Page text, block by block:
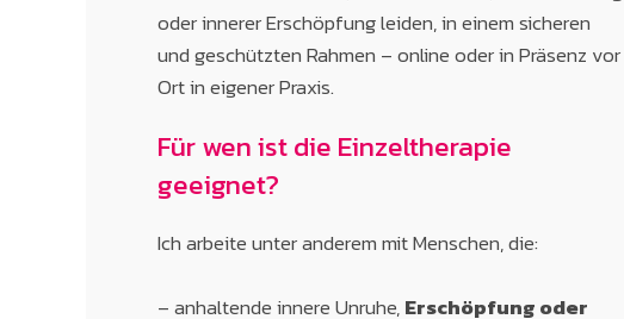
oder innerer Erschöpfung leiden, in einem sicheren
und geschützten Rahmen – online oder in Präsenz vor
Ort in eigener Praxis.
Für wen ist die Einzeltherapie
geeignet?
Ich arbeite unter anderem mit Menschen, die:
– anhaltende innere Unruhe,Erschöpfung oder